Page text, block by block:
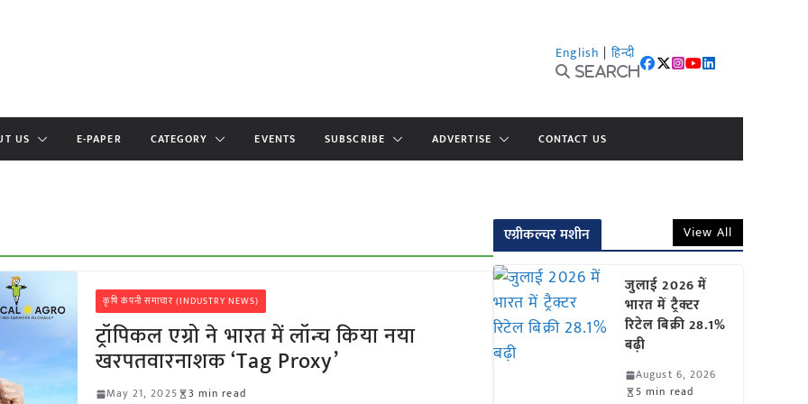
English | हिन्दी
Search
US E-PAPER CATEGORY EVENTS SUBSCRIBE ADVERTISE CONTACT US
कृषि कंपनी समाचार (INDUSTRY NEWS)
ट्रॉपिकल एग्रो ने भारत में लॉन्च किया नया
खरपतवारनाशक ‘Tag Proxy’
May 21, 2025
3 min read
एग्रीकल्चर मशीन View All
जुलाई 2026 में
भारत में ट्रैक्टर
रिटेल बिक्री 28.1%
बढ़ी
August 6, 2026
5 min read